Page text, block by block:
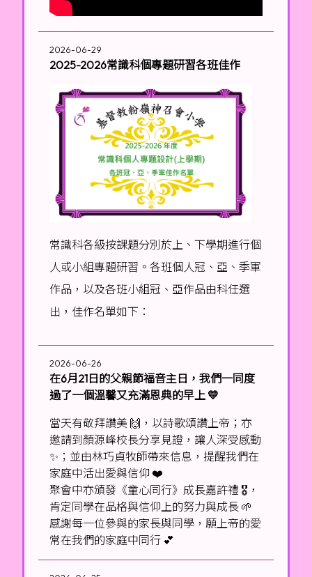
2026-06-29
2025-2026常識科個專題研習各班佳作
常識科各級按課題分別於上、下學期進行個
人或小組專題研習。各班個人冠、亞、季軍
作品，以及各班小組冠、亞作品由科任選
出，佳作名單如下：
2026-06-26
在6月21日的父親節福音主日，我們一同度
過了一個溫馨又充滿恩典的早上 💛
當天有敬拜讚美 🙌，以詩歌頌讚上帝；亦
邀請到顏源峰校長分享見證，讓人深受感動
✨；並由林巧貞牧師帶來信息，提醒我們在
家庭中活出愛與信仰 ❤️
聚會中亦頒發《童心同行》成長嘉許禮 🎖️，
肯定同學在品格與信仰上的努力與成長 🌱
感謝每一位參與的家長與同學，願上帝的愛
常在我們的家庭中同行 💕